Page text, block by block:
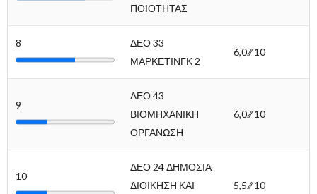
ΠΟΙΟΤΗΤΑΣ
8
ΔΕΟ 33
ΜΑΡΚΕΤΙΝΓΚ 2
6,0 ∕∕ 10
9
ΔΕΟ 43
ΒΙΟΜΗΧΑΝΙΚΗ
ΟΡΓΑΝΩΣΗ
6,0 ∕∕ 10
10
ΔΕΟ 24 ΔΗΜΟΣΙΑ
ΔΙΟΙΚΗΣΗ ΚΑΙ
5,5 ∕∕ 10